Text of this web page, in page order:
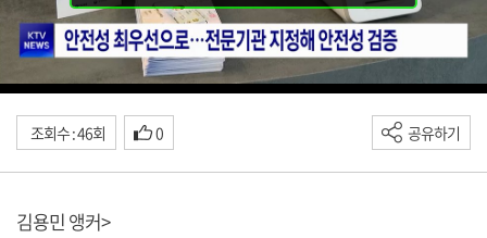
조회수 : 46회 0 공유하기
김용민 앵커>